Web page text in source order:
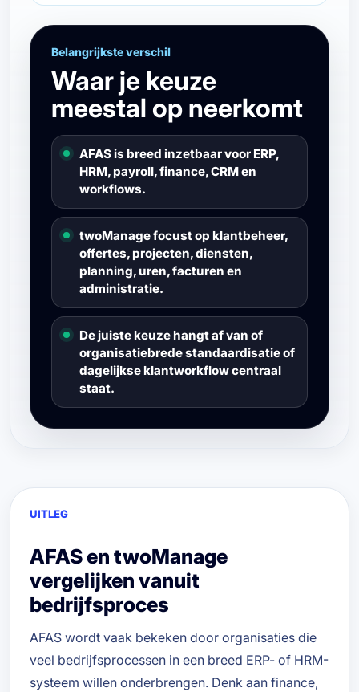
Belangrijkste verschil
Waar je keuze
meestal op neerkomt
AFAS is breed inzetbaar voor ERP,
HRM, payroll, finance, CRM en
workflows.
twoManage focust op klantbeheer,
offertes, projecten, diensten,
planning, uren, facturen en
administratie.
De juiste keuze hangt af van of
organisatiebrede standaardisatie of
dagelijkse klantworkflow centraal
staat.
UITLEG
AFAS en twoManage
vergelijken vanuit
bedrijfsproces
AFAS wordt vaak bekeken door organisaties die
veel bedrijfsprocessen in een breed ERP- of HRM-
systeem willen onderbrengen. Denk aan finance,